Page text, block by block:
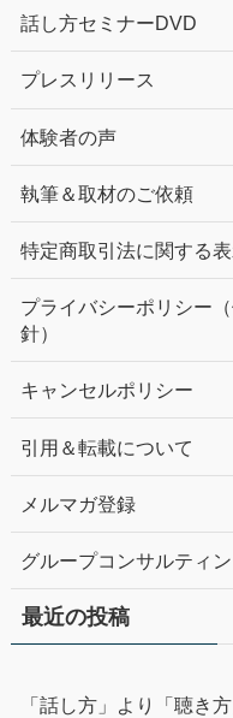
話し方セミナーDVD
プレスリリース
体験者の声
執筆＆取材のご依頼
特定商取引法に関する
プライバシーポリシー
針）
キャンセルポリシー
引用＆転載について
メルマガ登録
グループコンサルティ
最近の投稿
「話し方」より「聴き